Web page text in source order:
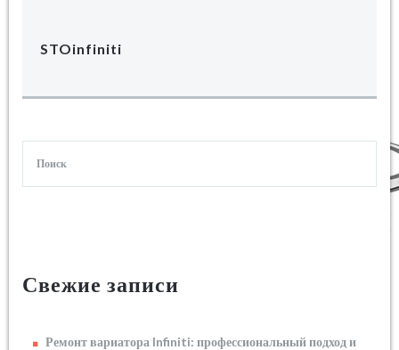
STOinfiniti
Свежие записи
Ремонт вариатора Infiniti: профессиональный подход и